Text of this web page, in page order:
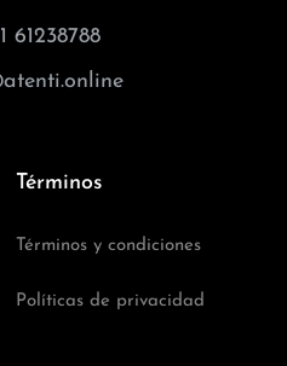
61238788
Términos
Términos y condiciones
Políticas de privacidad